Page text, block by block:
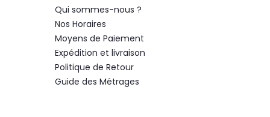
Qui sommes-nous ?
Nos Horaires
Moyens de Paiement
Expédition et livraison
Politique de Retour
Guide des Métrages